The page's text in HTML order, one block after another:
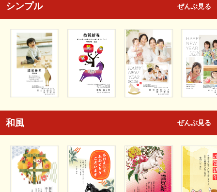
シンプル ぜんぶ見る
和風 ぜんぶ見る